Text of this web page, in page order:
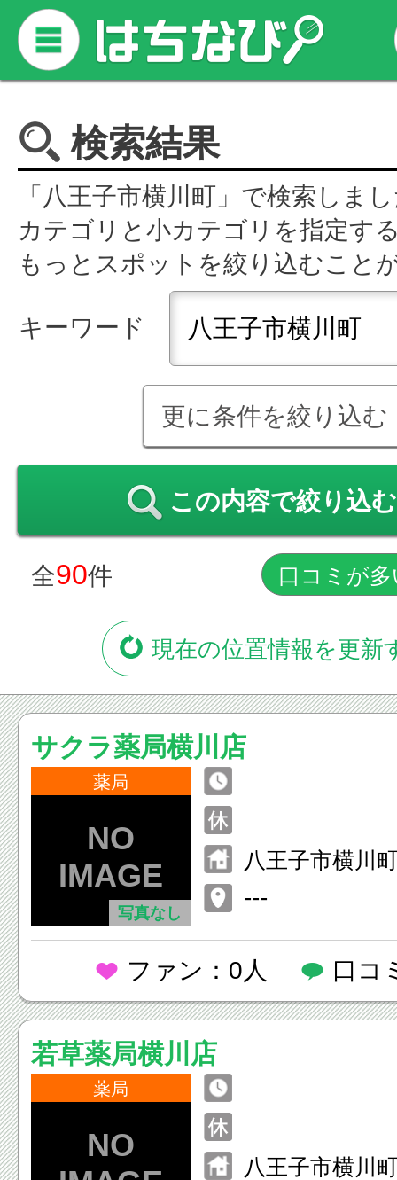
検索結果
「八王子市横川町」で検索しま
カテゴリと小カテゴリを指定す
もっとスポットを絞り込むこと
キーワード
更に条件を絞り込む
この内容で絞り込む
全90件
現在の位置情報を更新
サクラ薬局横川店
薬局
写真なし
八王子市横川
---
ファン：0人 口コ
若草薬局横川店
薬局
八王子市横川